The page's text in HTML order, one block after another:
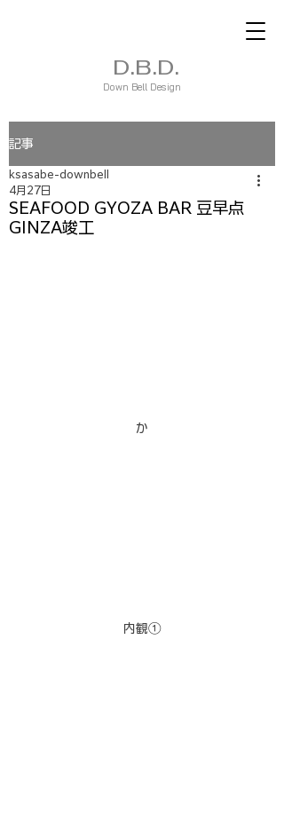
D.B.D.
Down Bell Design
記事
SEAFOOD GYOZA BAR 豆早点
GINZA竣工
ksasabe-downbell
4月27日
か
内観①